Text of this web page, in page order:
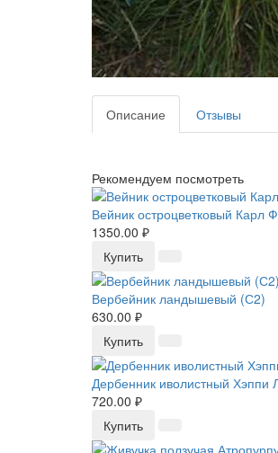
Описание Отзывы
Рекомендуем посмотреть
Вейник остроцветковый Карл
1350.00 ₽
Купить
Вербейник ландышевый (С2)
630.00 ₽
Купить
Дербенник иволистный Хэппи
720.00 ₽
Купить